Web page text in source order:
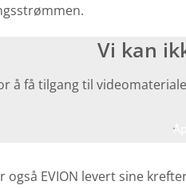
Vi kan
å få tilgang til
også EVION levert sine